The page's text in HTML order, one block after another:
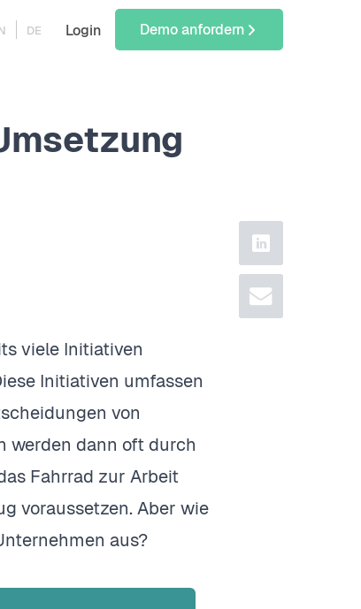
DE Login Demo anfordern
linkedin
email
viele Initiativen
Initiativen umfassen
von
werden dann oft durch
Fahrrad zur Arbeit
voraussetzen. Aber wie
aus?